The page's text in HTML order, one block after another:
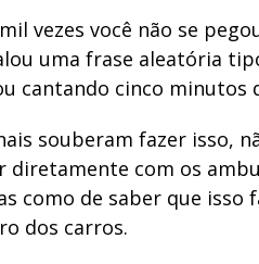
vezes você não se
uma frase aleatória
cantando cinco minutos
souberam fazer isso,
diretamente com os
como de saber que isso
dos carros.